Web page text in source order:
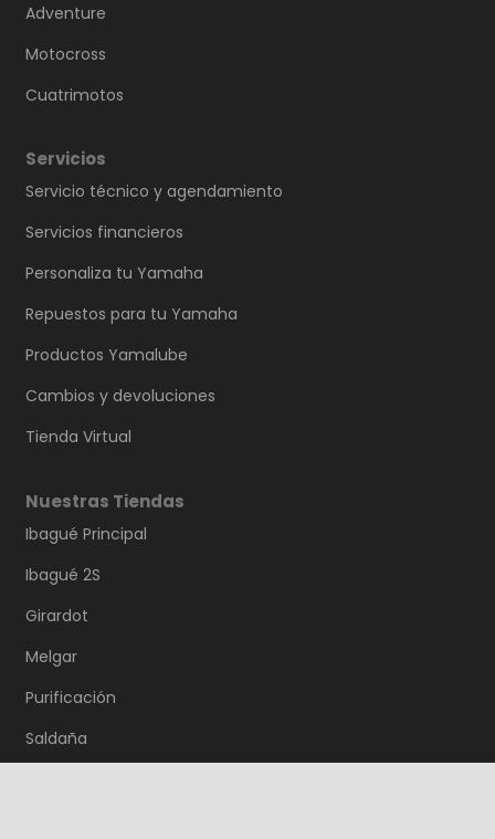
Adventure
Motocross
Cuatrimotos
Servicios
Servicio técnico y agendamiento
Servicios financieros
Personaliza tu Yamaha
Repuestos para tu Yamaha
Productos Yamalube
Cambios y devoluciones
Tienda Virtual
Nuestras Tiendas
Ibagué Principal
Ibagué 2S
Girardot
Melgar
Purificación
Saldaña